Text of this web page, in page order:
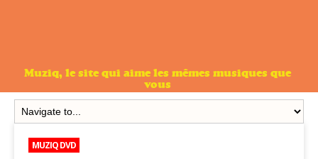
Muziq, le site qui aime les mêmes musiques que
vous
MUZIQ DVD